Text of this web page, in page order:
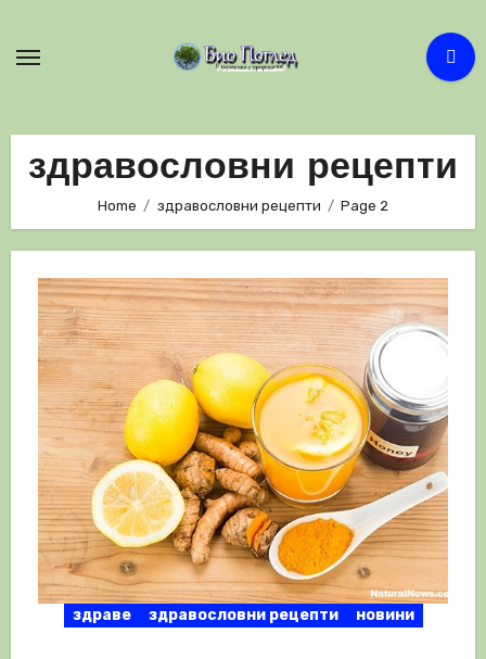
здравословни рецепти
Home здравословни рецепти Page 2
здраве здравословни рецепти новини